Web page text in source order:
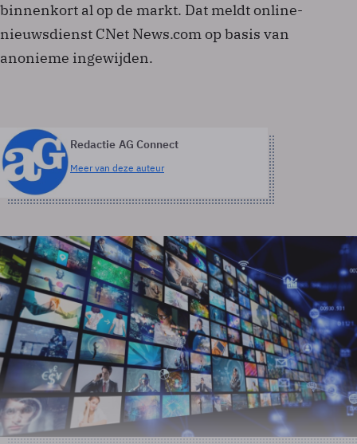
binnenkort al op de markt. Dat meldt online-
nieuwsdienst CNet News.com op basis van
anonieme ingewijden.
Redactie AG Connect
Meer van deze auteur